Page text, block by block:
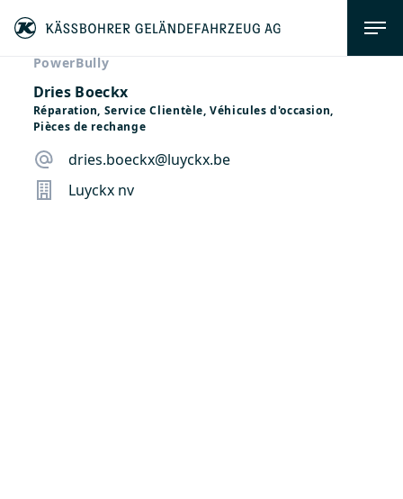
PowerBully
Dries Boeckx
Réparation, Service Clientèle, Véhicules d'occasion,
Pièces de rechange
dries.boeckx@luyckx.be
Luyckx nv